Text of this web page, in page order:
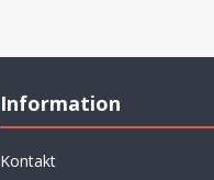
Information
Kontakt